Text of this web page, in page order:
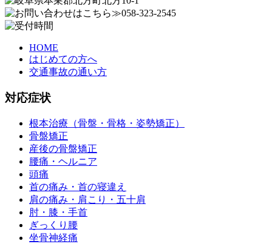
HOME
はじめての方へ
交通事故の通い方
対応症状
根本治療（骨盤・骨格・姿勢矯正）
骨盤矯正
産後の骨盤矯正
腰痛・ヘルニア
頭痛
首の痛み・首の寝違え
肩の痛み・肩こり・五十肩
肘・膝・手首
ぎっくり腰
坐骨神経痛